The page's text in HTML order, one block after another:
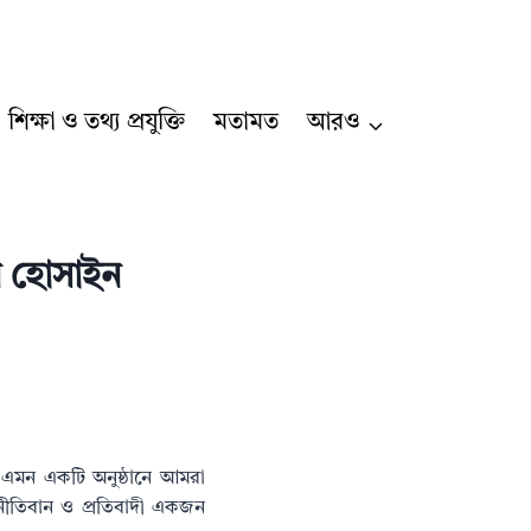
শিক্ষা ও তথ্য প্রযুক্তি মতামত আরও
হোসাইন
এমন একটি অনুষ্ঠানে আমরা
ও প্রতিবাদী একজন